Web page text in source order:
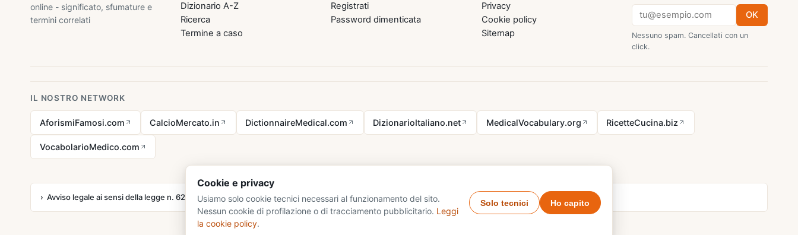
online - significato, sfumature e
termini correlati
Dizionario A-Z
Ricerca
Termine a caso
Registrati
Password dimenticata
Privacy
Cookie policy
Sitemap
OK
Nessuno spam. Cancellati con un
click.
IL NOSTRO NETWORK
AforismiFamosi.com CalcioMercato.in DictionnaireMedical.com DizionarioItaliano.net MedicalVocabulary.org RicetteCucina.biz
VocabolarioMedico.com
Avviso legale ai sensi della legge n. 62 del 07.03.2001
© 2026 DizionarioSinonimi.com - tutti i diritti riservati.
Cookie e privacy
Usiamo solo cookie tecnici necessari al funzionamento del sito.
Nessun cookie di profilazione o di tracciamento pubblicitario. Leggi
la cookie policy.
Solo tecnici Ho capito